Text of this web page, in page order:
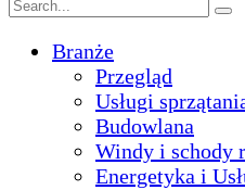
Branże
Przegląd
Usługi
Budowlana
Windy i schody
Energetyka i